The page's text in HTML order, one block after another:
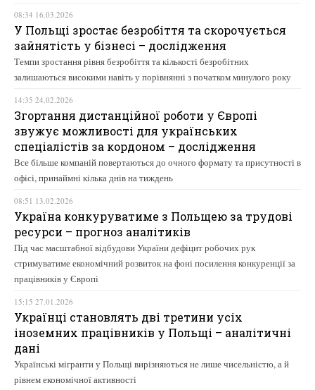
08:34 16.03.2026
У Польщі зростає безробіття та скорочується
зайнятість у бізнесі – дослідження
Темпи зростання рівня безробіття та кількості безробітних
залишаються високими навіть у порівнянні з початком минулого року
14:35 24.02.2026
Згортання дистанційної роботи у Європі
звужує можливості для українських
спеціалістів за кордоном – дослідження
Все більше компаній повертаються до очного формату та присутності в
офісі, принаймні кілька днів на тиждень
08:51 13.02.2026
Україна конкуруватиме з Польщею за трудові
ресурси – прогноз аналітиків
Під час масштабної відбудови України дефіцит робочих рук
стримуватиме економічний розвиток на фоні посилення конкуренції за
працівників у Європі
15:15 27.01.2026
Українці становлять дві третини усіх
іноземних працівників у Польщі – аналітичні
дані
Українські мігранти у Польщі вирізняються не лише чисельністю, а й
рівнем економічної активності